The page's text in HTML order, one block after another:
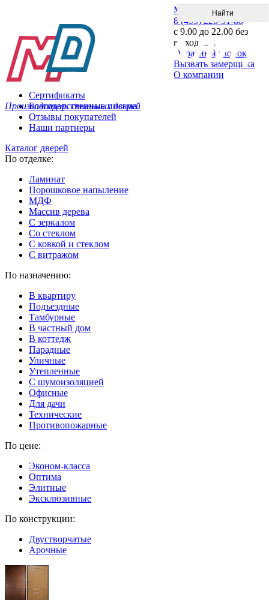
Производитель стальных дверей
Меню
8 (495) 220-51-88
с 9.00 до 22.00 без
выходных
Обратный звонок
Вызвать замерщика
О компании
Сертификаты
Благодарственные письма
Отзывы покупателей
Наши партнеры
Каталог дверей
По отделке:
Ламинат
Порошковое напыление
МДФ
Массив дерева
С зеркалом
Со стеклом
С ковкой и стеклом
С витражом
По назначению:
В квартиру
Подъездные
Тамбурные
В частный дом
В коттедж
Парадные
Уличные
Утепленные
C шумоизоляцией
Офисные
Для дачи
Технические
Противопожарные
По цене:
Эконом-класса
Оптима
Элитные
Эксклюзивные
По конструкции:
Двустворчатые
Арочные